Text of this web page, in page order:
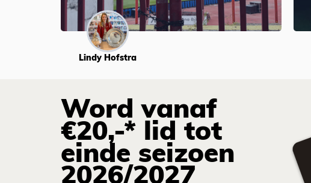
Lindy Hofstra
Word vanaf
€20,-* lid tot
einde seizoen
2026/2027